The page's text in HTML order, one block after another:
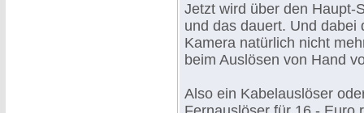
Jetzt wird über den Haupt-
und das dauert. Und dabei
Kamera natürlich nicht
beim Auslösen von Hand
Also ein Kabelauslöser